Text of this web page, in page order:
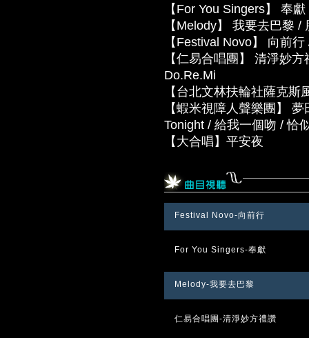
【For You Singers】 奉
【Melody】 我要去巴黎 /
【Festival Novo】 向前
【仁易合唱團】 清淨妙
Do.Re.Mi
【台北文林扶輪社薩克
【蝦米視障人聲樂團】
Tonight / 給我一個吻 / 恰
【大合唱】平安夜
Festival Novo-向前行
For You Singers-奉獻
Melody-我要去巴黎
仁易合唱團-清淨妙方禮讚